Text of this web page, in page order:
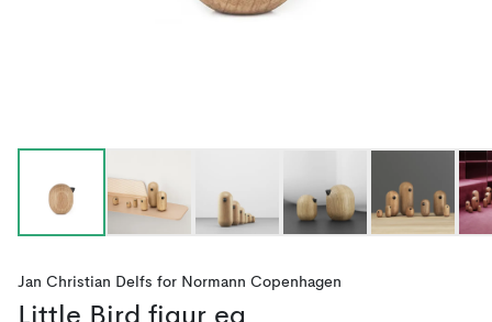
Jan Christian Delfs for Normann Copenhagen